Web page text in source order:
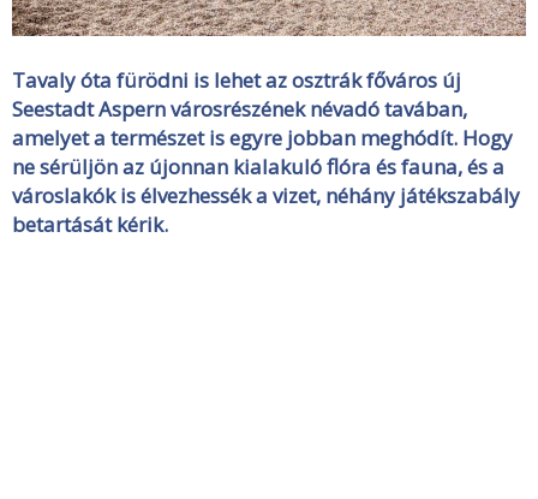
Tavaly óta fürödni is lehet az osztrák főváros új
Seestadt Aspern városrészének névadó tavában,
amelyet a természet is egyre jobban meghódít. Hogy
ne sérüljön az újonnan kialakuló flóra és fauna, és a
városlakók is élvezhessék a vizet, néhány játékszabály
betartását kérik.